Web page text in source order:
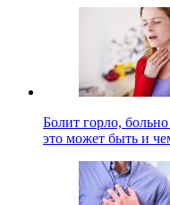
Болит горло,
это может быть и